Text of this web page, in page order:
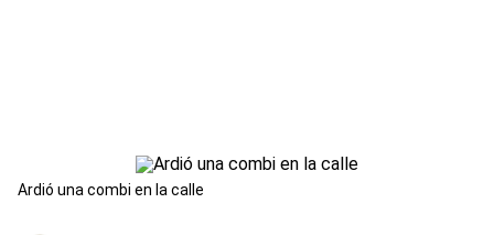
Ardió una combi en la calle